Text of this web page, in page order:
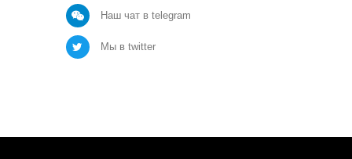
Наш чат в telegram
Мы в twitter